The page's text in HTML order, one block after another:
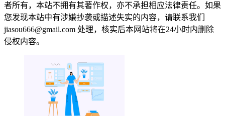
者所有，本站不拥有其著作权，亦不承担相应法律责任。如果
您发现本站中有涉嫌抄袭或描述失实的内容，请联系我们
jiasou666@gmail.com 处理，核实后本网站将在24小时内删除
侵权内容。